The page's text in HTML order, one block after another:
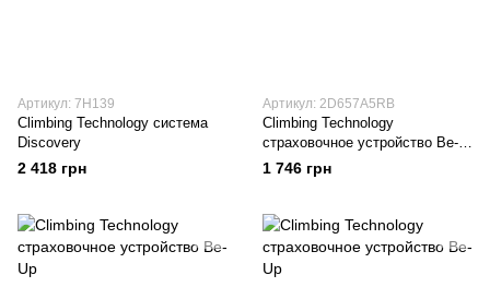
Артикул: 7H139
Climbing Technology система
Discovery
2 418 грн
Артикул: 2D657A5RB
Climbing Technology
страховочное устройство Be-
Up aquamarine
1 746 грн